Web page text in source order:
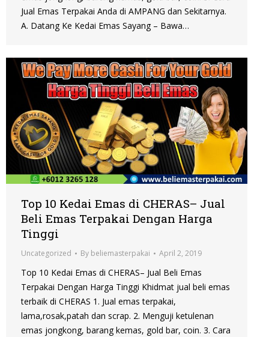
Jual Emas Terpakai Anda di AMPANG dan Sekitarnya.
A. Datang Ke Kedai Emas Sayang – Bawa…
Top 10 Kedai Emas di CHERAS– Jual
Beli Emas Terpakai Dengan Harga
Tinggi
Uncategorized By beliemasterpakai April 2, 2019
Top 10 Kedai Emas di CHERAS– Jual Beli Emas
Terpakai Dengan Harga Tinggi Khidmat jual beli emas
terbaik di CHERAS 1. Jual emas terpakai,
lama,rosak,patah dan scrap. 2. Menguji ketulenan
emas jongkong, barang kemas, gold bar, coin. 3. Cara